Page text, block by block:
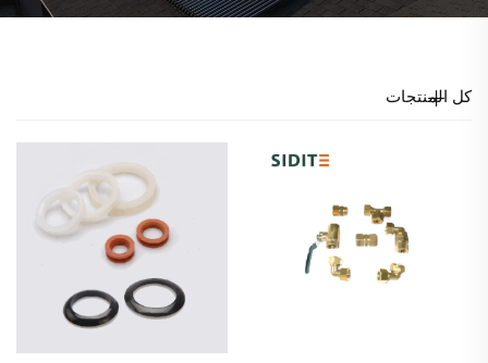
كل المنتجات